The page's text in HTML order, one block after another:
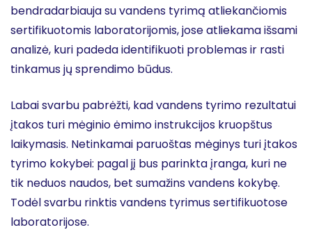
bendradarbiauja su vandens tyrimą atliekančiomis
sertifikuotomis laboratorijomis, jose atliekama išsami
analizė, kuri padeda identifikuoti problemas ir rasti
tinkamus jų sprendimo būdus.
Labai svarbu pabrėžti, kad vandens tyrimo rezultatui
įtakos turi mėginio ėmimo instrukcijos kruopštus
laikymasis. Netinkamai paruoštas mėginys turi įtakos
tyrimo kokybei: pagal jį bus parinkta įranga, kuri ne
tik neduos naudos, bet sumažins vandens kokybę.
Todėl svarbu rinktis vandens tyrimus sertifikuotose
laboratorijose.